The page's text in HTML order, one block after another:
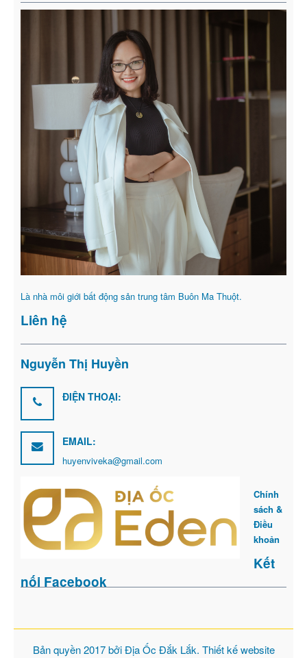
Là nhà môi giới bất động sản trung tâm Buôn Ma Thuột.
Liên hệ
Nguyễn Thị Huyền
ĐIỆN THOẠI:
EMAIL:
huyenviveka@gmail.com
Chính
sách &
Điều
khoản
Kết
nối Facebook
Bản quyền 2017 bởiĐịa Ốc Đắk Lắk. Thiết kế website